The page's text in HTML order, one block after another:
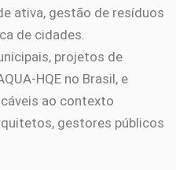
ativa, gestão de resíduos
de cidades.
projetos de
HQE no Brasil, e
ao contexto
gestores públicos